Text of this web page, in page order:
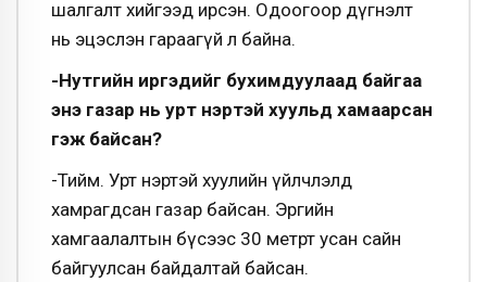
шалгалт хийгээд ирсэн. Одоогоор дүгнэлт
нь эцэслэн гараагүй л байна.
-Нутгийн иргэдийг бухимдуулаад байгаа
энэ газар нь урт нэртэй хуульд хамаарсан
гэж байсан?
-Тийм. Урт нэртэй хуулийн үйлчлэлд
хамрагдсан газар байсан. Эргийн
хамгаалалтын бүсээс 30 метрт усан сайн
байгуулсан байдалтай байсан.